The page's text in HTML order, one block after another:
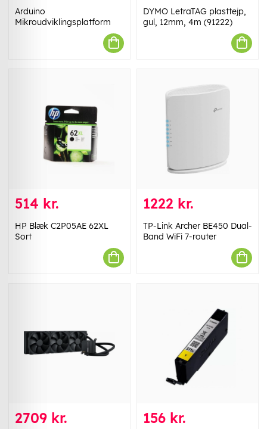
Arduino
Mikroudviklingsplatform
DYMO LetraTAG plasttejp,
gul, 12mm, 4m (91222)
514 kr.
HP Blæk C2P05AE 62XL
Sort
1222 kr.
TP-Link Archer BE450 Dual-
Band WiFi 7-router
2709 kr. 156 kr.